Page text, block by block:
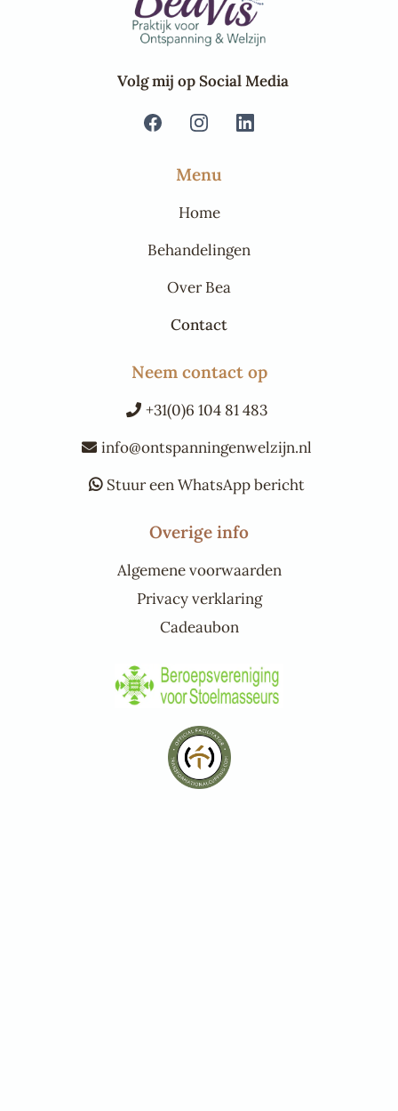
Volg mij op Social Media
Menu
Home
Behandelingen
Over Bea
Contact
Neem contact op
+31(0)6 104 81 483
info@ontspanningenwelzijn.nl
Stuur een WhatsApp bericht
Overige info
Algemene voorwaarden
Privacy verklaring
Cadeaubon